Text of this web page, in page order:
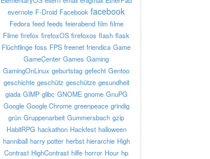
evernote F-Droid Facebook facebook
Fedora feed feeds feierabend film filme
Filme firefox firefoxOS firefoxos flash flask
Flüchtlinge foss FPS freenet friendica Game
GameCenter Games Gaming
GamingOnLinux geburtstag gefecht Gentoo
geschichte geschütz geschütze gesundheit
giada GIMP glibc GNOME gnome GnuPG
Google Google Chrome greenpeace grindig
grün Gruppenarbeit Gummersbach gzip
HabitRPG hackathon Hackfest halloween
hanniball harry potter herbst hierarchie High
Contrast HighContrast hilfe horror Hour hp